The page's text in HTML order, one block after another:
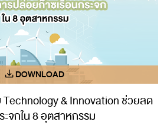
& Innovation ช่วยลด
จกใน 8 อุตสาหกรรม